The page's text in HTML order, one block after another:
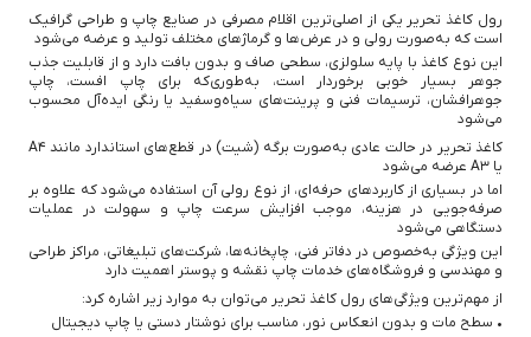
رول کاغذ تحریر یکی از اصلی‌ترین اقلام مصرفی در صنایع چاپ و طراحی گرافیک
است که به‌صورت رولی و در عرض‌ها و گرماژهای مختلف تولید و عرضه می‌شود
این نوع کاغذ با پایه سلولزی، سطحی صاف و بدون بافت دارد و از قابلیت جذب
جوهر بسیار خوبی برخوردار است، به‌طوری‌که برای چاپ افست، چاپ
جوهرافشان، ترسیمات فنی و پرینت‌های سیاه‌وسفید یا رنگی ایده‌آل محسوب
می‌شود
کاغذ تحریر در حالت عادی به‌صورت برگه (شیت) در قطع‌های استاندارد مانند A4
یا A3 عرضه می‌شود
اما در بسیاری از کاربردهای حرفه‌ای، از نوع رولی آن استفاده می‌شود که علاوه بر
صرفه‌جویی در هزینه، موجب افزایش سرعت چاپ و سهولت در عملیات
دستگاهی می‌شود
این ویژگی به‌خصوص در دفاتر فنی، چاپخانه‌ها، شرکت‌های تبلیغاتی، مراکز طراحی
و مهندسی و فروشگاه‌های خدمات چاپ نقشه و پوستر اهمیت دارد
از مهم‌ترین ویژگی‌های رول کاغذ تحریر می‌توان به موارد زیر اشاره کرد:
• سطح مات و بدون انعکاس نور، مناسب برای نوشتار دستی یا چاپ دیجیتال